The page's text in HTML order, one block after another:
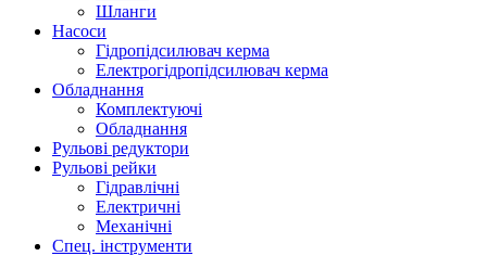
Шланги
Насоси
Гідропідсилювач керма
Електрогідропідсилювач керма
Обладнання
Комплектуючі
Обладнання
Рульові редуктори
Рульові рейки
Гідравлічні
Електричні
Механічні
Спец. інструменти